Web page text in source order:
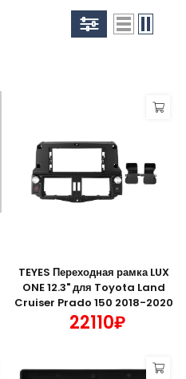
TEYES Переходная рамка LUX
ONE 12.3" для Toyota Land
Cruiser Prado 150 2018-2020
22110₽